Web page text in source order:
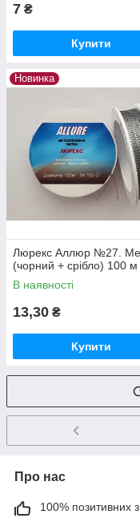
7 ₴
Купити
Новинка
Люрекс Аллюр №27.
(чорний + срібло) 100 м
В наявності
13,30 ₴
Купити
Про нас
100% позитивних з